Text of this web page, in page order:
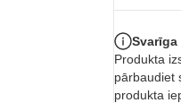
Produkta
pārbaudiet
produkta